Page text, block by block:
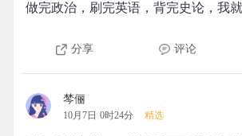
做完政治，刷完英语，背完史论，我就
分享 评论
棽俪
10月7日 0时24分 精选